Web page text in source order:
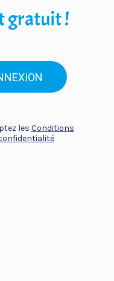
gratuit !
les Conditions